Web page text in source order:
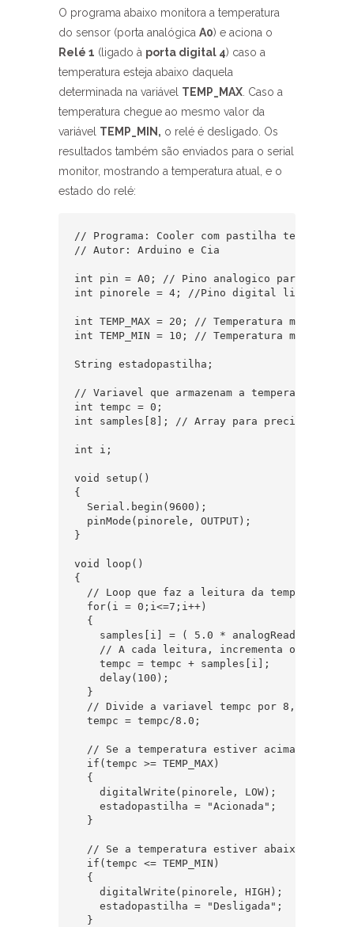
O programa abaixo monitora a temperatura
do sensor (porta analógica A0) e aciona o
Relé 1 (ligado à porta digital 4) caso a
temperatura esteja abaixo daquela
determinada na variável TEMP_MAX . Caso a
temperatura chegue ao mesmo valor da
variável TEMP_MIN, o relé é desligado. Os
resultados também são enviados para o serial
monitor, mostrando a temperatura atual, e o
estado do relé:
// Programa: Cooler com pastilha
// Autor: Arduino e Cia
int pin = A0; // Pino analogico para ligacao
int pinorele = 4; //Pino digital ligado ao
int TEMP_MAX = 20; // Temperatura maxima
int TEMP_MIN = 10; // Temperatura minima
String estadopastilha;
// Variavel que armazenam a temperatura em
int tempc = 0;
int samples[8]; // Array para precisão na
int i;
void setup()
{
  Serial.begin(9600);
  pinMode(pinorele, OUTPUT);
}
void loop()
{
// Loop que faz a leitura da temperatura
  for(i = 0;i<=7;i++)
  {
samples[i] = ( 5.0 * analogRead(pin) *
// A cada leitura, incrementa o valor
    tempc = tempc + samples[i];
    delay(100);
  }
// Divide a variavel tempc por 8, para
  tempc = tempc/8.0;
// Se a temperatura estiver acima de
  if(tempc >= TEMP_MAX)
  {
    digitalWrite(pinorele, LOW);
    estadopastilha = "Acionada";
  }
// Se a temperatura estiver abaixo de
  if(tempc <= TEMP_MIN)
  {
    digitalWrite(pinorele, HIGH);
    estadopastilha = "Desligada";
  }